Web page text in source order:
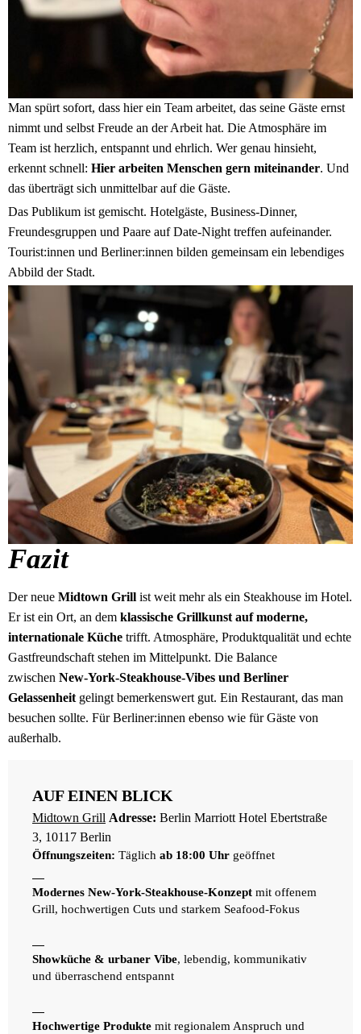
Man spürt sofort, dass hier ein Team arbeitet, das seine Gäste ernst
nimmt und selbst Freude an der Arbeit hat. Die Atmosphäre im
Team ist herzlich, entspannt und ehrlich. Wer genau hinsieht,
erkennt schnell: Hier arbeiten Menschen gern miteinander. Und
das überträgt sich unmittelbar auf die Gäste.
Das Publikum ist gemischt. Hotelgäste, Business-Dinner,
Freundesgruppen und Paare auf Date-Night treffen aufeinander.
Tourist:innen und Berliner:innen bilden gemeinsam ein lebendiges
Abbild der Stadt.
Fazit
Der neue Midtown Grill ist weit mehr als ein Steakhouse im Hotel.
Er ist ein Ort, an dem klassische Grillkunst auf moderne,
internationale Küche trifft. Atmosphäre, Produktqualität und echte
Gastfreundschaft stehen im Mittelpunkt. Die Balance
zwischen New-York-Steakhouse-Vibes und Berliner
Gelassenheit gelingt bemerkenswert gut. Ein Restaurant, das man
besuchen sollte. Für Berliner:innen ebenso wie für Gäste von
außerhalb.
AUF EINEN BLICK
Midtown Grill Adresse: Berlin Marriott Hotel Ebertstraße
3, 10117 Berlin
Öffnungszeiten: Täglich ab 18:00 Uhr geöffnet
Modernes New-York-Steakhouse-Konzept mit offenem
Grill, hochwertigen Cuts und starkem Seafood-Fokus
Showküche & urbaner Vibe, lebendig, kommunikativ
und überraschend entspannt
Hochwertige Produkte mit regionalem Anspruch und